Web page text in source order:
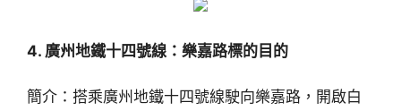
4. 廣州地鐵十四號線：樂嘉路標的目的
簡介：搭乘廣州地鐵十四號線駛向樂嘉路，開啟白